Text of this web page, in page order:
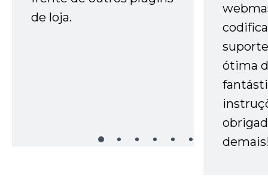
de loja.
ótima